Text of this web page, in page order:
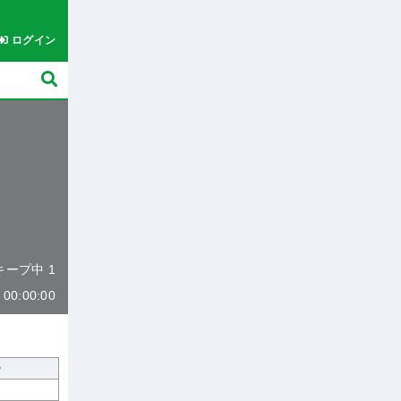
ログイン
ープ中 1
00:00:00